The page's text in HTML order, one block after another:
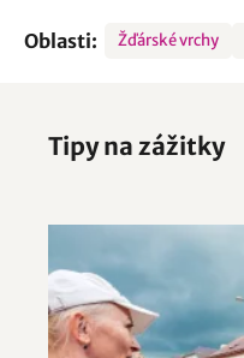
Oblasti: Žďárské vrchy
Tipy na zážitky